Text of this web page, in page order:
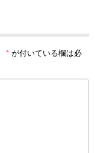
* が付いている欄は必